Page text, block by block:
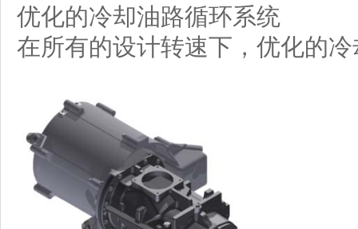
优化的冷却油路循环系统
在所有的设计转速下，优化的冷